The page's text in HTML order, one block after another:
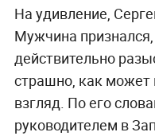
На удивление,
Мужчина
действительно
страшно, как может
взгляд. По его
руководителем в